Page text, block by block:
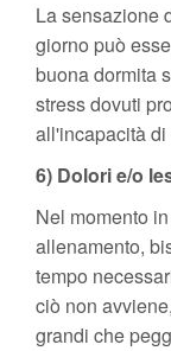
La sensazione
giorno può
buona dormita
stress dovuti
all'incapacità di
6) Dolori e/o
Nel momento
allenamento,
tempo
ciò non
grandi che